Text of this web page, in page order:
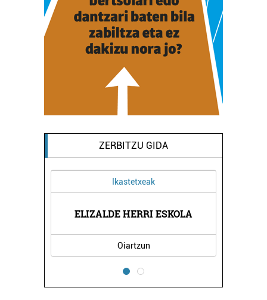
ZERBITZU GIDA
Ikastetxeak
ELIZALDE HERRI ESKOLA
Oiartzun